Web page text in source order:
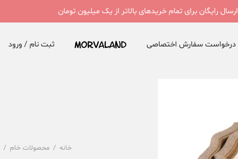
ارسال رایگان برای تمام خریدهای بالاتر از یک میلیون تومان
درخواست سفارش اختصاصی ثبت نام / ورود
خانه / محصولات خام /